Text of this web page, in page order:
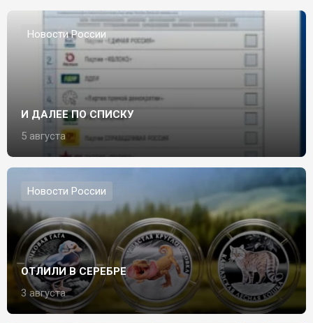
Новости России
И ДАЛЕЕ ПО СПИСКУ
5 августа
Новости России
ОТЛИЛИ В СЕРЕБРЕ
3 августа